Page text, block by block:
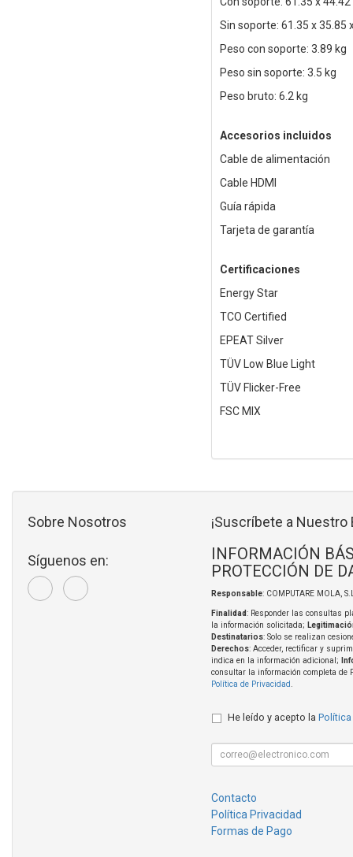
Sin soporte: 61.35 x 35.85
Peso con soporte: 3.89 kg
Peso sin soporte: 3.5 kg
Peso bruto: 6.2 kg
Accesorios incluidos
Cable de alimentación
Cable HDMI
Guía rápida
Tarjeta de garantía
Certificaciones
Energy Star
TCO Certified
EPEAT Silver
TÜV Low Blue Light
TÜV Flicker-Free
FSC MIX
Sobre Nosotros
Síguenos en:
¡Suscríbete a Nuestro
INFORMACIÓN
PROTECCIÓN DE
Responsable: COMPUTARE MOLA,
Finalidad: Responder las consultas
la información solicitada;
Destinatarios: Solo se realizan
Derechos: Acceder, rectificar y
indica en la información adicional;
consultar la información completa de
Política de Privacidad
He leído y acepto la Política
Contacto
Política Privacidad
Formas de Pago